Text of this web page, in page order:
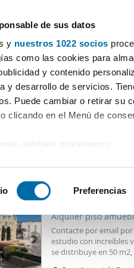
de sus datos
y nuestros 1022 socios
como las cookies para
y contenido
y desarrollo de servicios.
Puede cambiar o retirar su
clicando en el Menú de
también quisiéramos:
su dispositivo
más información sobre cómo
en la
sección de datos.
de cookies.
Preferencias
Cala Gració
2 1
Alquiler piso
Contacte por email
estudio con increíbles
se distribuye en 50